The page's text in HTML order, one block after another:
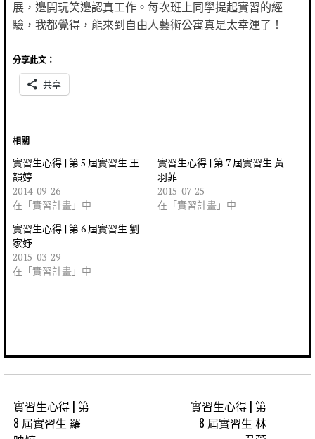
展，邊開玩笑邊認真工作。每次班上同學提起實習的經
驗，我都覺得，能來到自由人藝術公寓真是太幸運了！
分享此文：
共享
相關
實習生心得 | 第 5 屆實習生 王
韻婷
2014-09-26
在「實習計畫」中
實習生心得 | 第 7 屆實習生 黃
羽菲
2015-07-25
在「實習計畫」中
實習生心得 | 第 6 屆實習生 劉
家妤
2015-03-29
在「實習計畫」中
實習生心得 | 第
8 屆實習生 羅
實習生心得 | 第
8 屆實習生 林